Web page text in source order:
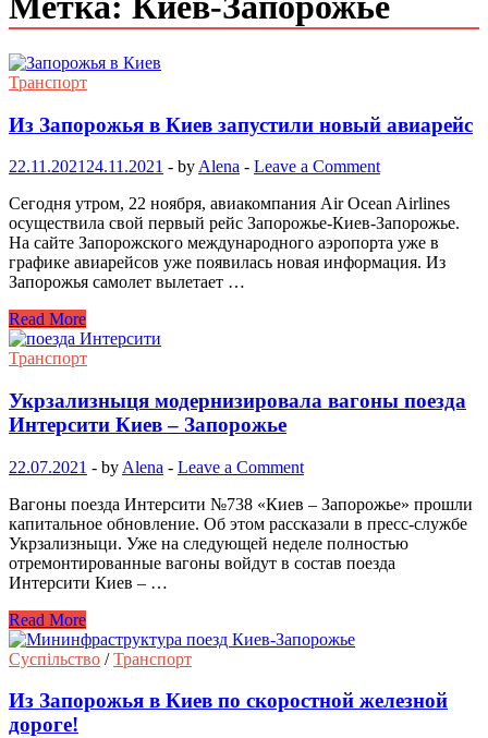
Транспорт
Из Запорожья в Киев запустили новый авиарейс
22.11.2021 24.11.2021 - by Alena - Leave a Comment
Сегодня утром, 22 ноября, авиакомпания Air Ocean Airlines
осуществила свой первый рейс Запорожье-Киев-Запорожье.
На сайте Запорожского международного аэропорта уже в
графике авиарейсов уже появилась новая информация. Из
Запорожья самолет вылетает …
Read More
Транспорт
Укрзализныця модернизировала вагоны поезда
Интерсити Киев – Запорожье
22.07.2021 - by Alena - Leave a Comment
Вагоны поезда Интерсити №738 «Киев – Запорожье» прошли
капитальное обновление. Об этом рассказали в пресс-службе
Укрзализныци. Уже на следующей неделе полностью
отремонтированные вагоны войдут в состав поезда
Интерсити Киев – …
Read More
Суспільство /Транспорт
Из Запорожья в Киев по скоростной железной
дороге!